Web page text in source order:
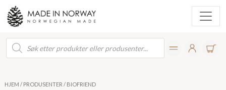
Products
search
HJEM / PRODUSENTER / BIOFRIEND